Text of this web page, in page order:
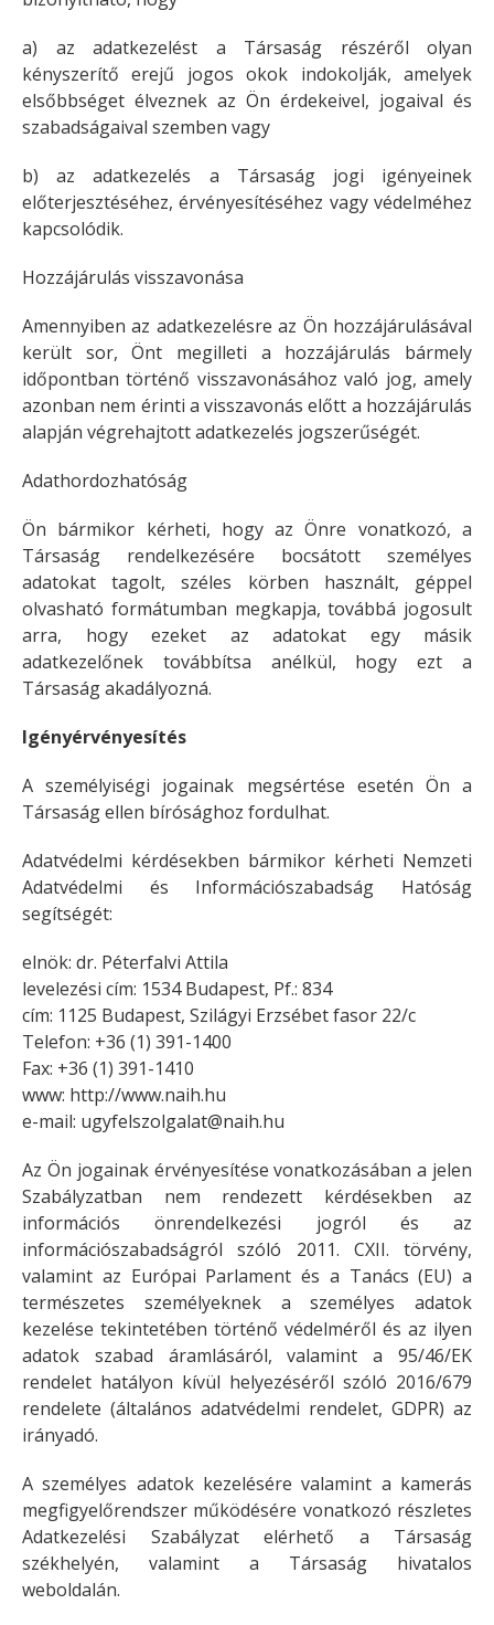
a) az adatkezelést a Társaság részéről olyan
kényszerítő erejű jogos okok indokolják, amelyek
elsőbbséget élveznek az Ön érdekeivel, jogaival és
szabadságaival szemben vagy
b) az adatkezelés a Társaság jogi igényeinek
előterjesztéséhez, érvényesítéséhez vagy védelméhez
kapcsolódik.
Hozzájárulás visszavonása
Amennyiben az adatkezelésre az Ön hozzájárulásával
került sor, Önt megilleti a hozzájárulás bármely
időpontban történő visszavonásához való jog, amely
azonban nem érinti a visszavonás előtt a hozzájárulás
alapján végrehajtott adatkezelés jogszerűségét.
Adathordozhatóság
Ön bármikor kérheti, hogy az Önre vonatkozó, a
Társaság rendelkezésére bocsátott személyes
adatokat tagolt, széles körben használt, géppel
olvasható formátumban megkapja, továbbá jogosult
arra, hogy ezeket az adatokat egy másik
adatkezelőnek továbbítsa anélkül, hogy ezt a
Társaság akadályozná.
Igényérvényesítés
A személyiségi jogainak megsértése esetén Ön a
Társaság ellen bírósághoz fordulhat.
Adatvédelmi kérdésekben bármikor kérheti Nemzeti
Adatvédelmi és Információszabadság Hatóság
segítségét:
elnök: dr. Péterfalvi Attila
levelezési cím: 1534 Budapest, Pf.: 834
cím: 1125 Budapest, Szilágyi Erzsébet fasor 22/c
Telefon: +36 (1) 391-1400
Fax: +36 (1) 391-1410
www: http://www.naih.hu
e-mail: ugyfelszolgalat@naih.hu
Az Ön jogainak érvényesítése vonatkozásában a jelen
Szabályzatban nem rendezett kérdésekben az
információs önrendelkezési jogról és az
információszabadságról szóló 2011. CXII. törvény,
valamint az Európai Parlament és a Tanács (EU) a
természetes személyeknek a személyes adatok
kezelése tekintetében történő védelméről és az ilyen
adatok szabad áramlásáról, valamint a 95/46/EK
rendelet hatályon kívül helyezéséről szóló 2016/679
rendelete (általános adatvédelmi rendelet, GDPR) az
irányadó.
A személyes adatok kezelésére valamint a kamerás
megfigyelőrendszer működésére vonatkozó részletes
Adatkezelési Szabályzat elérhető a Társaság
székhelyén, valamint a Társaság hivatalos
weboldalán.